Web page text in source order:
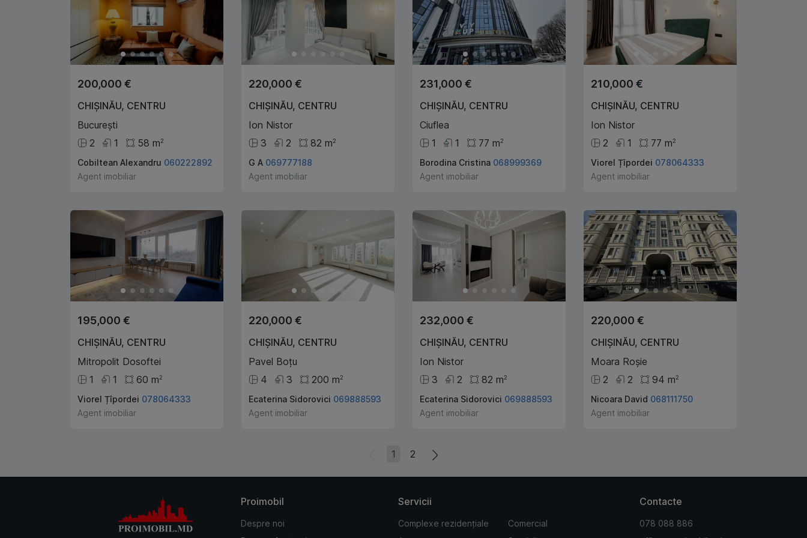
200,000 €
CHIȘINĂU, CENTRU
București
2
1 58 m2
Cobiltean Alexandru 060222892
Agent imobiliar
220,000 €
CHIȘINĂU, CENTRU
Ion Nistor
3
2 82 m2
G A 069777188
Agent imobiliar
231,000 €
CHIȘINĂU, CENTRU
Ciuflea
1
1 77 m2
Borodina Cristina 068999369
Agent imobiliar
210,000 €
CHIȘINĂU, CENTRU
Ion Nistor
2
1 77 m2
Viorel Țîpordei 078064333
Agent imobiliar
195,000 €
CHIȘINĂU, CENTRU
Mitropolit Dosoftei
1
1 60 m2
Viorel Țîpordei 078064333
Agent imobiliar
220,000 €
CHIȘINĂU, CENTRU
Pavel Boțu
4
3 200 m2
Ecaterina Sidorovici 069888593
Agent imobiliar
232,000 €
CHIȘINĂU, CENTRU
Ion Nistor
3
2 82 m2
Ecaterina Sidorovici 069888593
Agent imobiliar
220,000 €
CHIȘINĂU, CENTRU
Moara Roșie
2
2 94 m2
Nicoara David 068111750
Agent imobiliar
1 2
Proimobil
Despre noi
Servicii
Complexe rezidențiale
Comercial
Contacte
078 088 886